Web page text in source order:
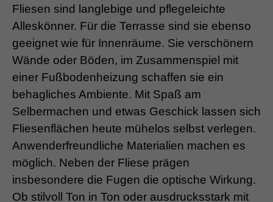
Fliesen sind langlebige und pflegeleichte
Alleskönner. Für die Terrasse sind sie ebenso
geeignet wie für Innenräume. Sie verschönern
Wände oder Böden, im Zusammenspiel mit
einer Fußbodenheizung schaffen sie ein
behagliches Ambiente. Mit Spaß am
Selbermachen und etwas Geschick lassen sich
Fliesenflächen heute mühelos selbst verlegen.
Anwenderfreundliche Materialien machen es
möglich. Neben der Fliese prägen
insbesondere die Fugen die optische Wirkung.
Ob stilvoll Ton in Ton oder ausdrucksstark mit